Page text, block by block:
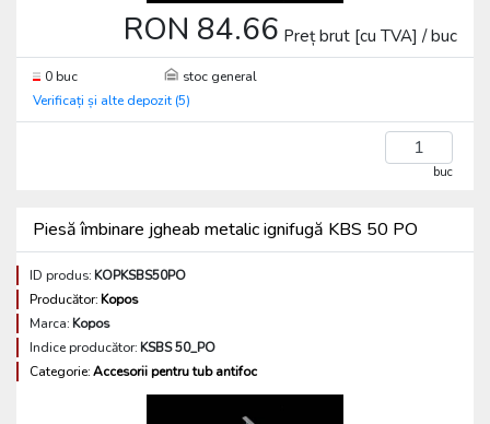
RON 84.66 Preț brut [cu TVA] / buc
0 buc
stoc general
Verificați și alte depozit (5)
buc
Piesă îmbinare jgheab metalic ignifugă KBS 50 PO
ID produs:KOPKSBS50PO
Producător:Kopos
Marca:Kopos
Indice producător:KSBS 50_PO
Categorie:Accesorii pentru tub antifoc